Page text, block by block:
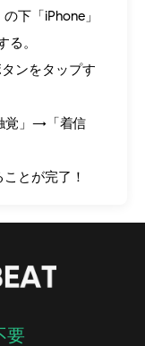
下「iPhone」
。
ンをタップす
覚」→「着信
とが完了！
要